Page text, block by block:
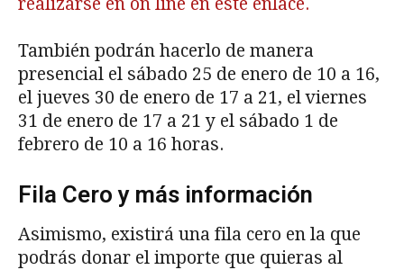
realizarse en on line en este enlace.
También podrán hacerlo de manera
presencial el sábado 25 de enero de 10 a 16,
el jueves 30 de enero de 17 a 21, el viernes
31 de enero de 17 a 21 y el sábado 1 de
febrero de 10 a 16 horas.
Fila Cero y más información
Asimismo, existirá una fila cero en la que
podrás donar el importe que quieras al